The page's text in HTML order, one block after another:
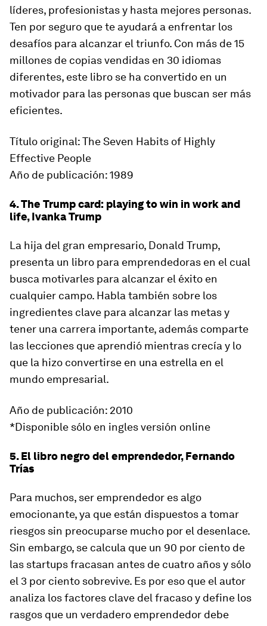
líderes, profesionistas y hasta mejores personas.
Ten por seguro que te ayudará a enfrentar los
desafíos para alcanzar el triunfo. Con más de 15
millones de copias vendidas en 30 idiomas
diferentes, este libro se ha convertido en un
motivador para las personas que buscan ser más
eficientes.
Título original: The Seven Habits of Highly
Effective People
Año de publicación: 1989
4. The Trump card: playing to win in work and
life, Ivanka Trump
La hija del gran empresario, Donald Trump,
presenta un libro para emprendedoras en el cual
busca motivarles para alcanzar el éxito en
cualquier campo. Habla también sobre los
ingredientes clave para alcanzar las metas y
tener una carrera importante, además comparte
las lecciones que aprendió mientras crecía y lo
que la hizo convertirse en una estrella en el
mundo empresarial.
Año de publicación: 2010
*Disponible sólo en ingles versión online
5. El libro negro del emprendedor, Fernando
Trías
Para muchos, ser emprendedor es algo
emocionante, ya que están dispuestos a tomar
riesgos sin preocuparse mucho por el desenlace.
Sin embargo, se calcula que un 90 por ciento de
las startups fracasan antes de cuatro años y sólo
el 3 por ciento sobrevive. Es por eso que el autor
analiza los factores clave del fracaso y define los
rasgos que un verdadero emprendedor debe